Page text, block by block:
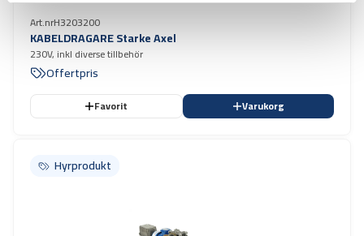
Art.nrH3203200
KABELDRAGARE Starke Axel
230V, inkl diverse tillbehör
Offertpris
Favorit Varukorg
Hyrprodukt
Hyrprodukt